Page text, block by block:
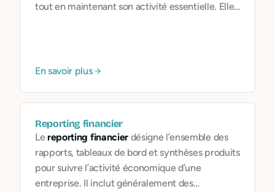
tout en maintenant son activité essentielle. Elle
réactive, sobriété dans les charges.
En savoir plus
Reporting financier
Lereporting financierdésigne l’ensemble des
rapports, tableaux de bord et synthèses produits
pour suivre l’activité économique d’une
entreprise. Il inclut généralement des